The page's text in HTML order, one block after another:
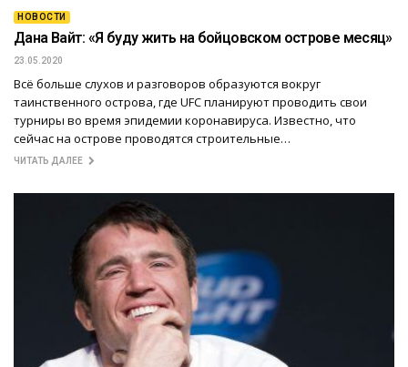
НОВОСТИ
Дана Вайт: «Я буду жить на бойцовском острове месяц»
23.05.2020
Всё больше слухов и разговоров образуются вокруг
таинственного острова, где UFC планируют проводить свои
турниры во время эпидемии коронавируса. Известно, что
сейчас на острове проводятся строительные…
ЧИТАТЬ ДАЛЕЕ